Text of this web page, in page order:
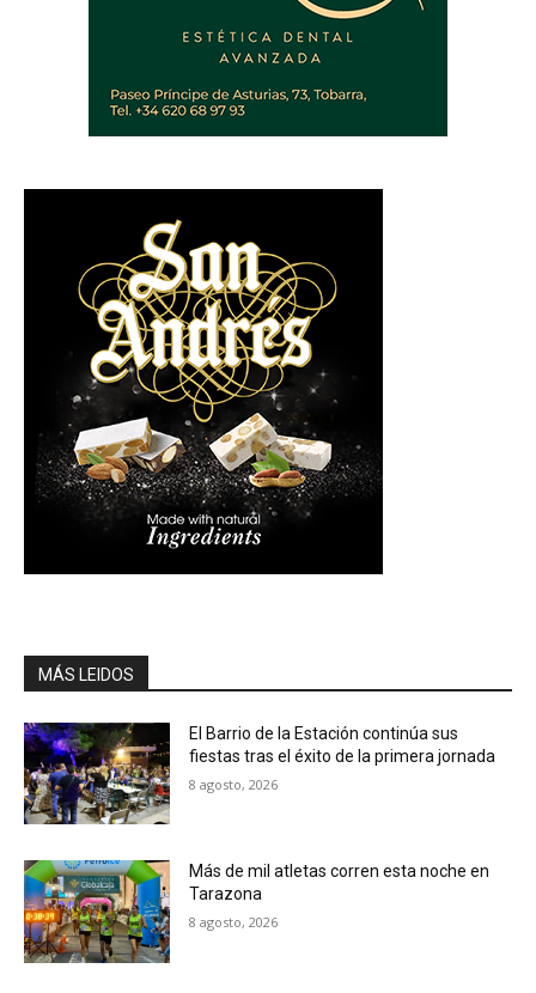
MÁS LEIDOS
El Barrio de la Estación continúa sus
fiestas tras el éxito de la primera jornada
8 agosto, 2026
Más de mil atletas corren esta noche en
Tarazona
8 agosto, 2026